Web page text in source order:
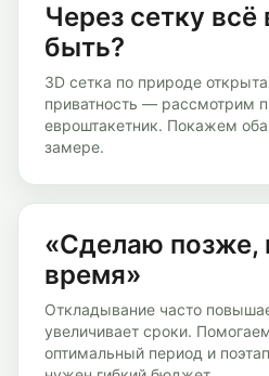
Через сетку
быть?
3D сетка по природе
приватность — рассмотрим
евроштакетник. Покажем
замере.
«Сделаю позже,
время»
Откладывание часто
увеличивает сроки.
оптимальный период и